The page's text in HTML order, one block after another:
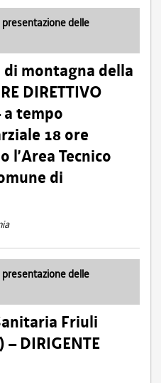
presentazione delle
montagna della
DIRETTIVO
a tempo
18 ore
l’Area Tecnico
di
presentazione delle
Friuli
DIRIGENTE